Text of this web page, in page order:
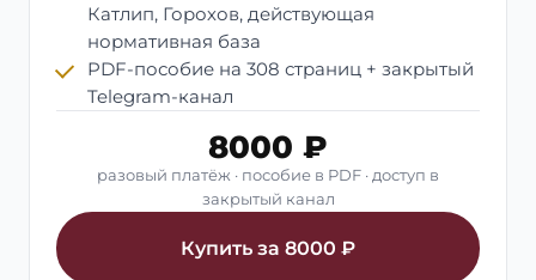
Катлип, Горохов, действующая
нормативная база
PDF-пособие на 308 страниц + закрытый
Telegram-канал
8000 ₽
разовый платёж · пособие в PDF · доступ в
закрытый канал
Купить за 8000 ₽